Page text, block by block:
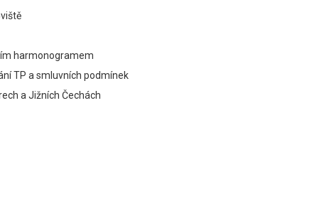
harmonogramem
TP a smluvních podmínek
a Jižních Čechách